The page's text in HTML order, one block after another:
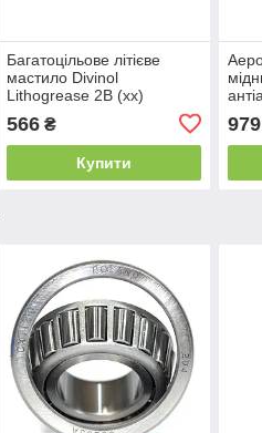
Багатоцільове літієве
мастило Divinol
Lithogrease 2B (xx)
566₴
Купити
979